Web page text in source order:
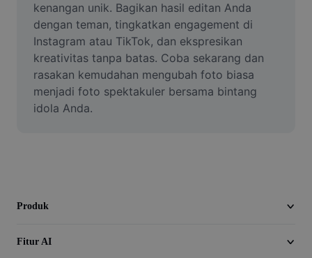
Tingkatkan kualitas
Editor Video
Pangkas Video
Tambahkan Subtitle ke Video
kenangan unik. Bagikan hasil editan Anda
dengan teman, tingkatkan engagement di
Instagram atau TikTok, dan ekspresikan
kreativitas tanpa batas. Coba sekarang dan
rasakan kemudahan mengubah foto biasa
menjadi foto spektakuler bersama bintang
idola Anda.
Produk
Fitur AI